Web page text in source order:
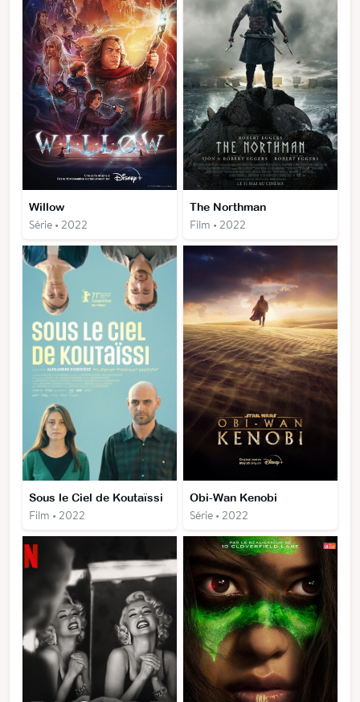
Willow
Série • 2022
The Northman
Film • 2022
Sous le Ciel de Koutaïssi
Film • 2022
Obi-Wan Kenobi
Série • 2022